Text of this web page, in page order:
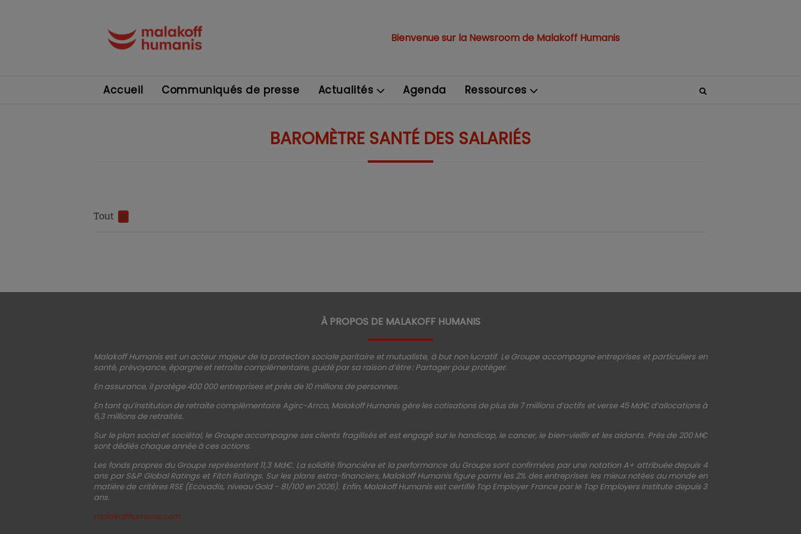
Bienvenue sur la Newsroom de Malakoff Humanis
Accueil Communiqués de presse Actualités Agenda Ressources
BAROMÈTRE SANTÉ DES SALARIÉS
Tout 0
À PROPOS DE MALAKOFF HUMANIS
Malakoff Humanis est un acteur majeur de la protection sociale paritaire et mutualiste, à but non lucratif. Le Groupe accompagne entreprises et particuliers en
santé, prévoyance, épargne et retraite complémentaire, guidé par sa raison d’être : Partager pour protéger.
En assurance, il protège 400 000 entreprises et près de 10 millions de personnes.
En tant qu’institution de retraite complémentaire Agirc-Arrco, Malakoff Humanis gère les cotisations de plus de 7 millions d’actifs et verse 45 Md€ d’allocations à
6,3 millions de retraités.
Sur le plan social et sociétal, le Groupe accompagne ses clients fragilisés et est engagé sur le handicap, le cancer, le bien-vieillir et les aidants. Près de 200 M€
sont dédiés chaque année à ces actions.
Les fonds propres du Groupe représentent 11,3 Md€. La solidité financière et la performance du Groupe sont confirmées par une notation A+ attribuée depuis 4
ans par S&P Global Ratings et Fitch Ratings. Sur les plans extra-financiers, Malakoff Humanis figure parmi les 2% des entreprises les mieux notées au monde en
matière de critères RSE (Ecovadis, niveau Gold - 81/100 en 2026). Enfin, Malakoff Humanis est certifié Top Employer France par le Top Employers Institute depuis 3
ans.
malakoffhumanis.com